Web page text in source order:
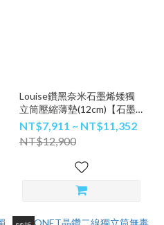
Louise鑽黑奈米石墨烯矮獨
立筒壓縮薄墊(12cm)【石墨
烯床墊/獨立筒床墊/獨立筒床
墊推薦】
NT$7,911 ~ NT$11,352
NT$12,900